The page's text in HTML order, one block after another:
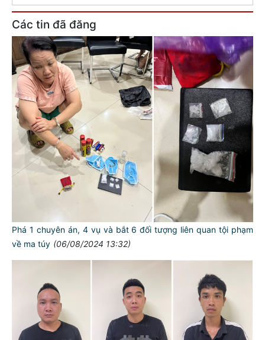
Các tin đã đăng
Phá 1 chuyên án, 4 vụ và bắt 6 đối tượng liên quan tội phạm
về ma túy (06/08/2024 13:32)